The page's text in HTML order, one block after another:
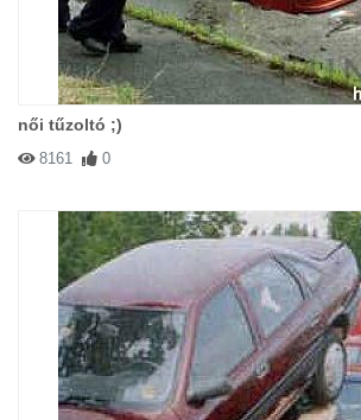
női tűzoltó ;)
8161 0